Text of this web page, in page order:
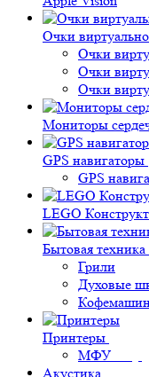
Очки
Очки
Очки
Очки
Мониторы
GPS навигаторы
GPS
LEGO
Бытовая техника
Грили
Духовые
Принтеры
МФУ
Акустика